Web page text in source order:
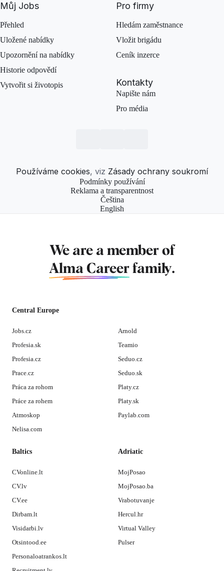
Můj Jobs
Přehled
Uložené nabídky
Upozornění na nabídky
Historie odpovědí
Vytvořit si životopis
Pro firmy
Hledám zaměstnance
Vložit brigádu
Ceník inzerce
Kontakty
Napište nám
Pro média
Používáme cookies, viz Zásady ochrany soukromí
Podmínky používání
Reklama a transparentnost
Čeština
English
We are a member of
Alma Career family.
Central Europe
Jobs.cz
Profesia.sk
Profesia.cz
Prace.cz
Práca za rohom
Práce za rohem
Atmoskop
Nelisa.com
Arnold
Teamio
Seduo.cz
Seduo.sk
Platy.cz
Platy.sk
Paylab.com
Baltics
CVonline.lt
CV.lv
CV.ee
Dirbam.lt
Visidarbi.lv
Otsintood.ee
Personaloatrankos.lt
Adriatic
MojPosao
MojPosao.ba
Vrabotuvanje
Hercul.hr
Virtual Valley
Pulser